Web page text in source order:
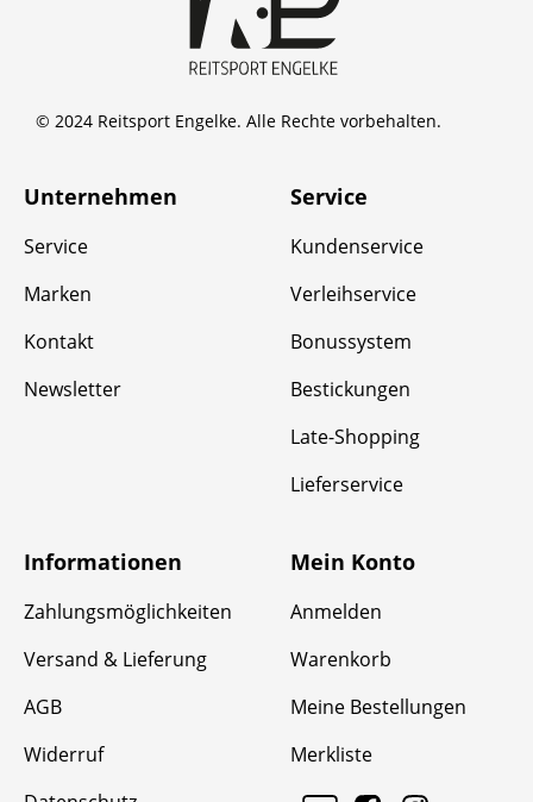
© 2024 Reitsport Engelke. Alle Rechte vorbehalten.
Unternehmen
Service
Marken
Kontakt
Newsletter
Service
Kundenservice
Verleihservice
Bonussystem
Bestickungen
Late-Shopping
Lieferservice
Informationen
Zahlungsmöglichkeiten
Versand & Lieferung
AGB
Widerruf
Mein Konto
Anmelden
Warenkorb
Meine Bestellungen
Merkliste